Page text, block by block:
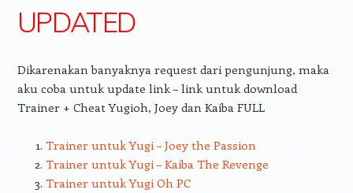
UPDATED
Dikarenakan banyaknya request dari pengunjung, maka
aku coba untuk update link – link untuk download
Trainer + Cheat Yugioh, Joey dan Kaiba FULL
Trainer untuk Yugi – Joey the Passion
Trainer untuk Yugi – Kaiba The Revenge
Trainer untuk Yugi Oh PC